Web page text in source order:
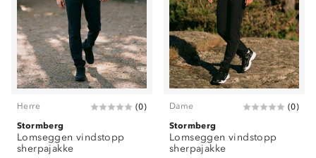
Herre (0)
Stormberg
Lomseggen vindstopp
sherpajakke
Dame (0)
Stormberg
Lomseggen vindstopp
sherpajakke